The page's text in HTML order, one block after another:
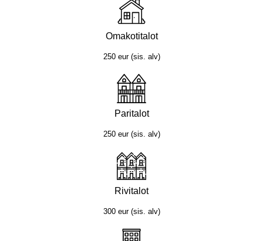
Omakotitalot
250 eur (sis. alv)
Paritalot
250 eur (sis. alv)
Rivitalot
300 eur (sis. alv)